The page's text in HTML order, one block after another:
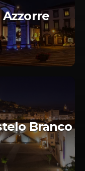
Azzorre
Branco